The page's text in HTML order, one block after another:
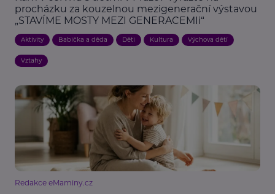
procházku za kouzelnou mezigenerační výstavou
„STAVÍME MOSTY MEZI GENERACEMIi“
Aktivity Babička a děda Děti Kultura Výchova dětí
Vztahy
Redakce eMaminy.cz